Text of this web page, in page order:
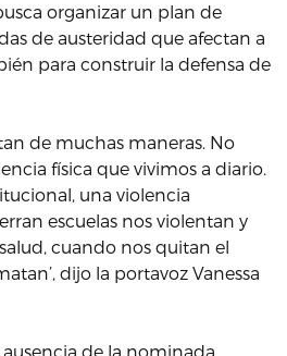
organizar un plan de
de austeridad que afectan a
para construir la defensa de
de muchas maneras. No
física que vivimos a diario.
una violencia
escuelas nos violentan y
cuando nos quitan el
dijo la portavoz Vanessa
de la nominada